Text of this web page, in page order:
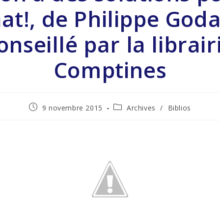
de Philippe
par la
Comptines
9 novembre 2015 Archives / Biblios